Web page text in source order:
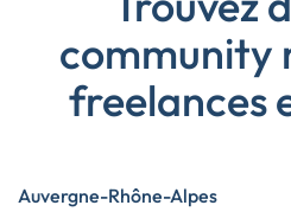
community
freelances
Auvergne-Rhône-Alpes